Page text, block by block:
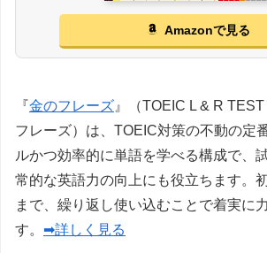
Amazonで見る
『金のフレーズ 』（TOEIC L & R
フレーズ）は、TOEIC対策の不動の定
ルかつ効率的に単語を学べる構成で、
常的な英語力の向上にも役立ちます。
まで、繰り返し使い込むことで着実に
す。 ➡詳しく見る